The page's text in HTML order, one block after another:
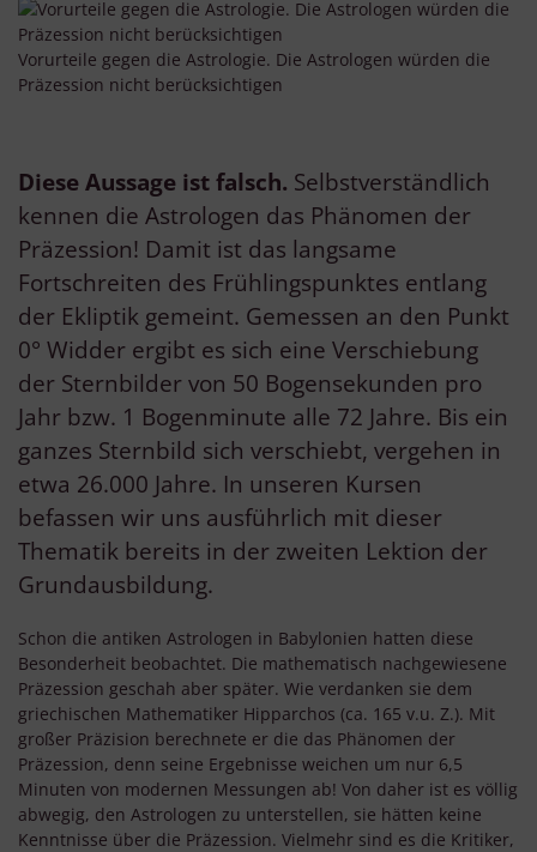
Vorurteile gegen die Astrologie. Die Astrologen würden die
Präzession nicht berücksichtigen
Diese Aussage ist falsch. Selbstverständlich
kennen die Astrologen das Phänomen der
Präzession! Damit ist das langsame
Fortschreiten des Frühlingspunktes entlang
der Ekliptik gemeint. Gemessen an den Punkt
0° Widder ergibt es sich eine Verschiebung
der Sternbilder von 50 Bogensekunden pro
Jahr bzw. 1 Bogenminute alle 72 Jahre. Bis ein
ganzes Sternbild sich verschiebt, vergehen in
etwa 26.000 Jahre. In unseren Kursen
befassen wir uns ausführlich mit dieser
Thematik bereits in der zweiten Lektion der
Grundausbildung.
Schon die antiken Astrologen in Babylonien hatten diese
Besonderheit beobachtet. Die mathematisch nachgewiesene
Präzession geschah aber später. Wie verdanken sie dem
griechischen Mathematiker Hipparchos (ca. 165 v.u. Z.). Mit
großer Präzision berechnete er die das Phänomen der
Präzession, denn seine Ergebnisse weichen um nur 6,5
Minuten von modernen Messungen ab! Von daher ist es völlig
abwegig, den Astrologen zu unterstellen, sie hätten keine
Kenntnisse über die Präzession. Vielmehr sind es die Kritiker,